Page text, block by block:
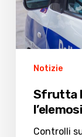
Notizie
Sfrutta
Controlli